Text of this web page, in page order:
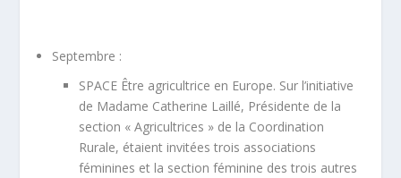
Septembre :
SPACE Être agricultrice en Europe. Sur l’initiative
de Madame Catherine Laillé, Présidente de la
section « Agricultrices » de la Coordination
Rurale, étaient invitées trois associations
féminines et la section féminine des trois autres